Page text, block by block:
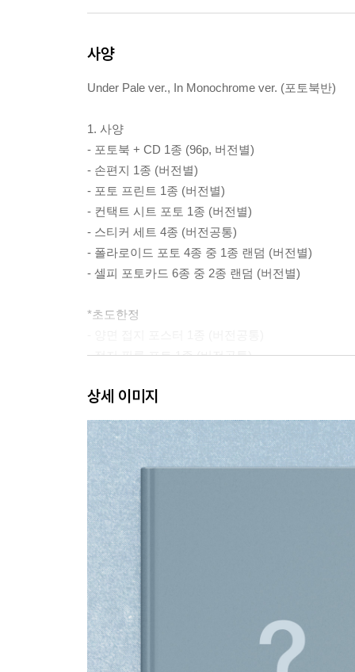
사양
Under Pale ver., In Monochrome ver. (포토북반)
1. 사양
- 포토북 + CD 1종 (96p, 버전별)
- 손편지 1종 (버전별)
- 포토 프린트 1종 (버전별)
- 컨택트 시트 포토 1종 (버전별)
- 스티커 세트 4종 (버전공통)
- 폴라로이드 포토 4종 중 1종 랜덤 (버전별)
- 셀피 포토카드 6종 중 2종 랜덤 (버전별)
*초도한정
- 접지 필름 포토 1종 (버전공통)
2. SIZE: 150*210mm
※ 본 음반에 포함된 랜덤 구성품은 동일한 확률로
상세 이미지